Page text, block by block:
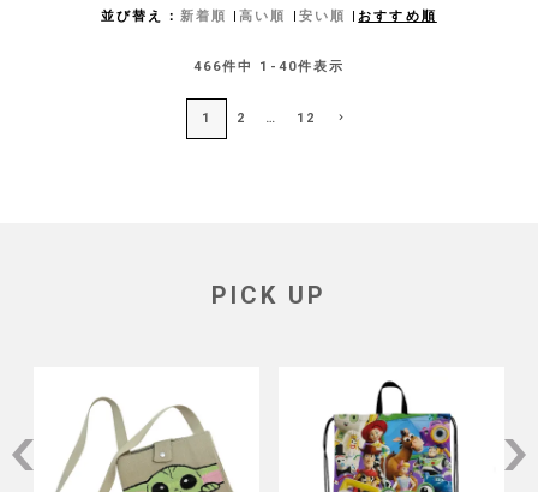
並び替え 新着順 高い順 安い順 おすすめ順
466件中 1 - 40件表示
1 2 … 12
PICK UP